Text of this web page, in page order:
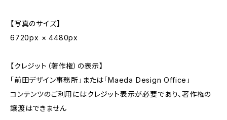
【写真のサイズ】
6720px × 4480px
【クレジット（著作権）の表示】
「前田デザイン事務所」または「Maeda Design Office」
コンテンツのご利用にはクレジット表示が必要であり、著作権の
譲渡はできません